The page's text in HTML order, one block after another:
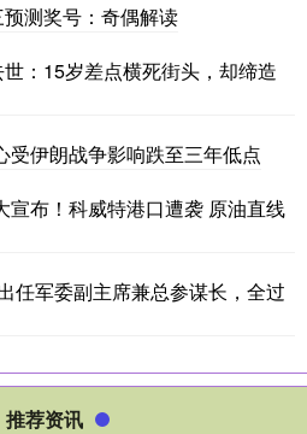
测奖号：奇偶解读
：15岁差点横死街头，却缔造
受伊朗战争影响跌至三年低点
宣布！科威特港口遭袭 原油直线
任军委副主席兼总参谋长，全过
推荐资讯